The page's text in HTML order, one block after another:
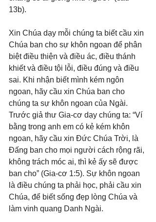
13b).
Xin Chúa dạy mỗi chúng ta biết cầu xin
Chúa ban cho sự khôn ngoan để phân
biệt điều thiện và điều ác, điều thánh
khiết và điều tội lỗi, điều đúng và điều
sai. Khi nhận biết mình kém ngôn
ngoan, hãy cầu xin Chúa ban cho
chúng ta sự khôn ngoan của Ngài.
Trước giả thư Gia-cơ dạy chúng ta: “Ví
bằng trong anh em có kẻ kém khôn
ngoan, hãy cầu xin Đức Chúa Trời, là
Đấng ban cho mọi người cách rộng rãi,
không trách móc ai, thì kẻ ấy sẽ được
ban cho” (Gia-cơ 1:5). Sự khôn ngoan
là điều chúng ta phải học, phải cầu xin
Chúa, để biết sống đẹp lòng Chúa và
làm vinh quang Danh Ngài.